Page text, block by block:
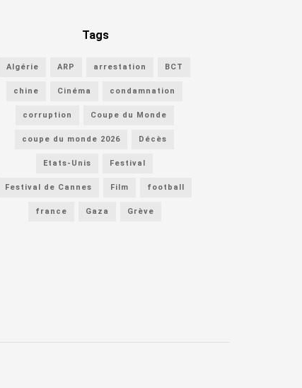
Tags
Algérie ARP arrestation BCT
chine Cinéma condamnation
corruption Coupe du Monde
coupe du monde 2026 Décès
Etats-Unis Festival
Festival de Cannes Film football
france Gaza Grève